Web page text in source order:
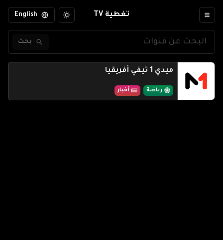
تغطية TV English
بحث
ميدي 1 تيفي أفريقيا
رياضة أخبار